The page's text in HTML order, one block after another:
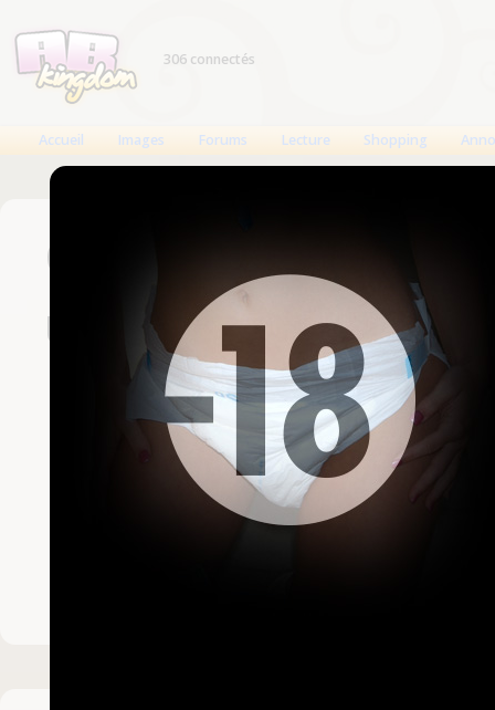
306 connectés
Accueil Images Forums Lecture Shopping
Connexion
Un compte est
Nom d'utilisateur
Mot de passe